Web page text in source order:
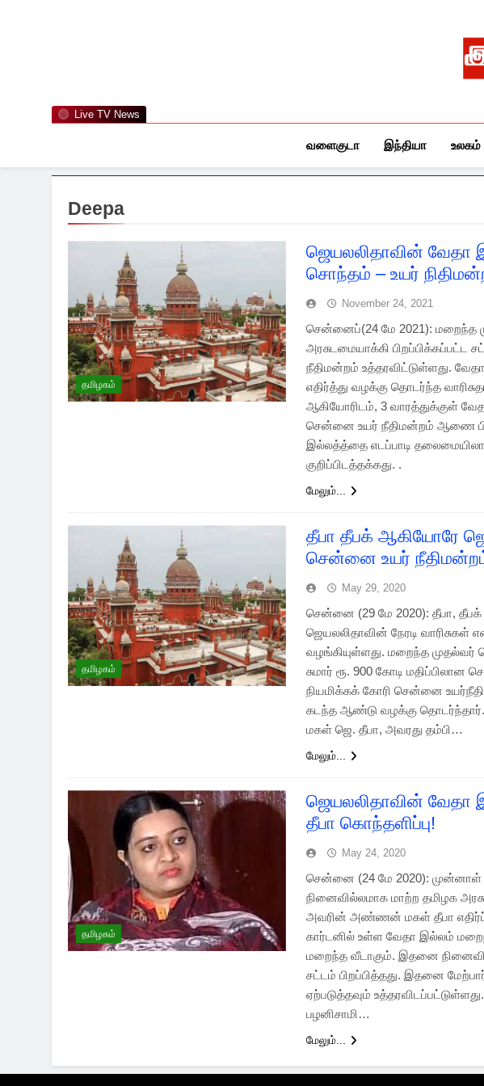
Live TV News
வளைகுடா இந்தியா உலகம்
Deepa
தமிழகம்
ஜெயலலிதாவின் வேதா
சொந்தம் – உயர்
November 24, 2021
சென்னைப்(24 மே 2021): மறைந்த
அரசுடமையாக்கி
நீதிமன்றம் உத்தரவிட்டுள்ளது.
எதிர்த்து வழக்கு தொடர்ந்த
ஆகியோரிடம், 3 வாரத்துக்குள்
சென்னை உயர் நீதிமன்றம் ஆணை
இல்லத்த்தை எடப்பாடி
குறிப்பிடத்தக்கது. .
மேலும்...
தமிழகம்
தீபா தீபக் ஆகியோரே
சென்னை உயர் நீதிமன்றம்
May 29, 2020
சென்னை (29 மே 2020): தீபா,
ஜெயலலிதாவின் நேரடி வாரிசுகள்
வழங்கியுள்ளது. மறைந்த
சுமார் ரூ. 900 கோடி மதிப்பிலான
நியமிக்கக் கோரி சென்னை
கடந்த ஆண்டு வழக்கு
மகள் ஜெ. தீபா, அவரது தம்பி…
மேலும்...
தமிழகம்
ஜெயலலிதாவின்
தீபா கொந்தளிப்பு!
May 24, 2020
சென்னை (24 மே 2020):
நினைவில்லமாக மாற்ற தமிழக
அவரின் அண்ணன் மகள் தீபா
கார்டனில் உள்ள வேதா இல்லம்
மறைந்த வீடாகும். இதனை
சட்டம் பிறப்பித்தது. இதனை
ஏற்படுத்தவும்
பழனிசாமி…
மேலும்...